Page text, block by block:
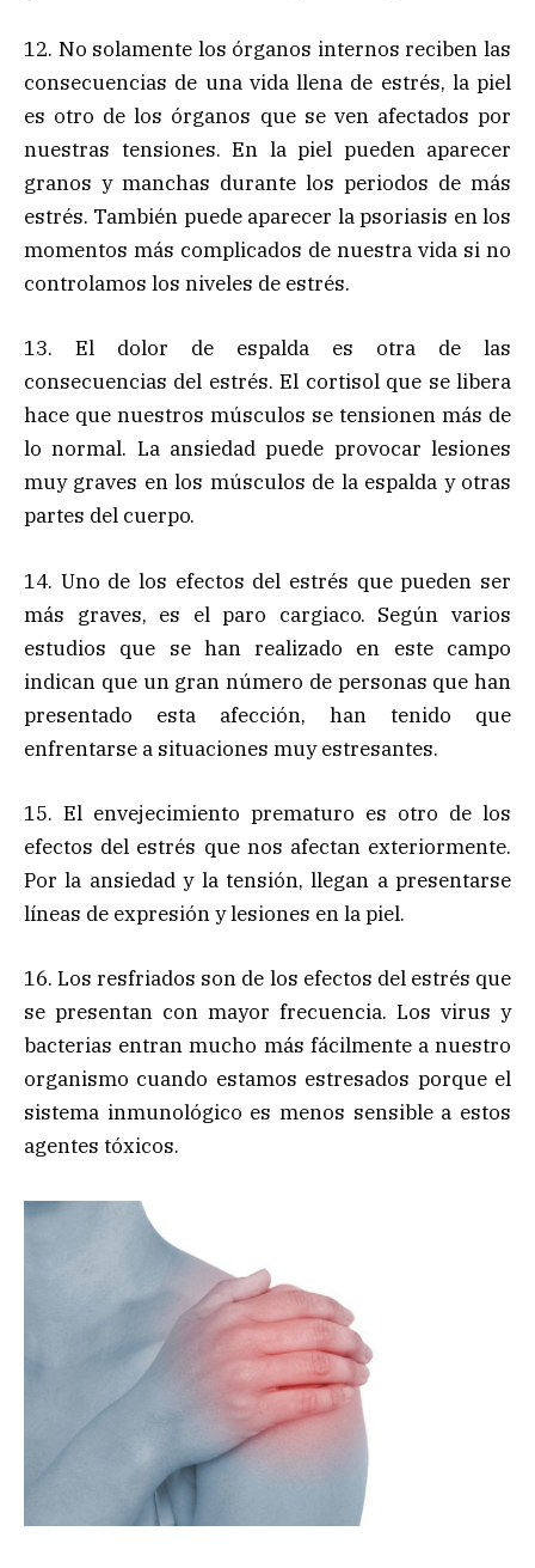
12. No solamente los órganos internos reciben las
consecuencias de una vida llena de estrés, la piel
es otro de los órganos que se ven afectados por
nuestras tensiones. En la piel pueden aparecer
granos y manchas durante los periodos de más
estrés. También puede aparecer la psoriasis en los
momentos más complicados de nuestra vida si no
controlamos los niveles de estrés.
13. El dolor de espalda es otra de las
consecuencias del estrés. El cortisol que se libera
hace que nuestros músculos se tensionen más de
lo normal. La ansiedad puede provocar lesiones
muy graves en los músculos de la espalda y otras
partes del cuerpo.
14. Uno de los efectos del estrés que pueden ser
más graves, es el paro cargiaco. Según varios
estudios que se han realizado en este campo
indican que un gran número de personas que han
presentado esta afección, han tenido que
enfrentarse a situaciones muy estresantes.
15. El envejecimiento prematuro es otro de los
efectos del estrés que nos afectan exteriormente.
Por la ansiedad y la tensión, llegan a presentarse
líneas de expresión y lesiones en la piel.
16. Los resfriados son de los efectos del estrés que
se presentan con mayor frecuencia. Los virus y
bacterias entran mucho más fácilmente a nuestro
organismo cuando estamos estresados porque el
sistema inmunológico es menos sensible a estos
agentes tóxicos.